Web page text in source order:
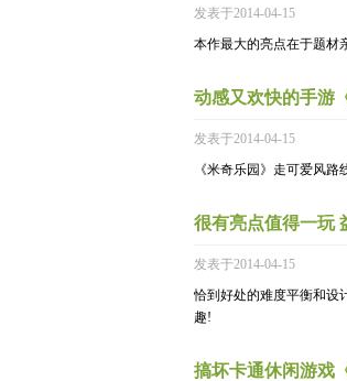
发表于2014-04-15
本作最大的亮点在于题材
动感又欢快的手游
发表于2014-04-15
《米奇乐园》走可爱风
很有亮点值得一玩
发表于2014-04-15
恰到好处的难度平衡和设
趣!
搞坏卡通休闲游戏